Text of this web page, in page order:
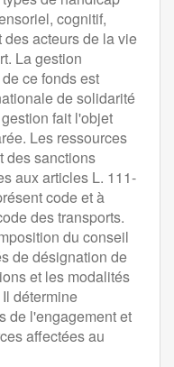
cognitif,
acteurs de la vie
La gestion
ce fonds est
de solidarité
fait l'objet
Les ressources
des sanctions
aux articles L. 111-
code et à
des transports.
du conseil
de désignation de
et les modalités
détermine
de l'engagement et
affectées au